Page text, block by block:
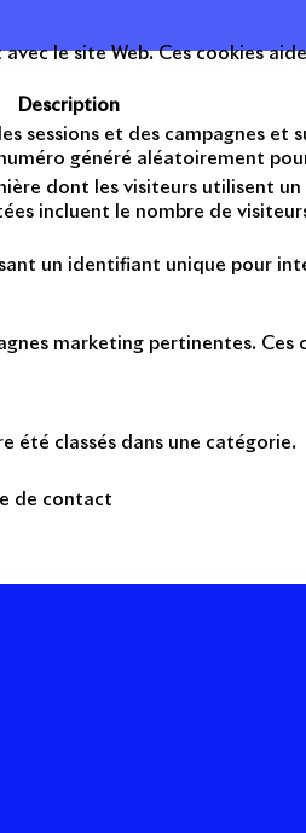
le site Web. Ces cookies
Description
sessions et des campagnes
généré aléatoirement
dont les visiteurs utilisent
incluent le nombre de
un identifiant unique pour
marketing pertinentes. Ces
été classés dans une catégorie.
de contact